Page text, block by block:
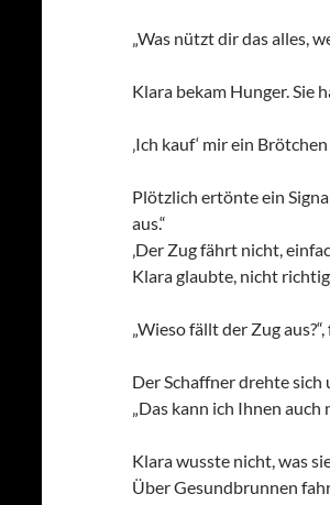
„Was nützt dir das alles,
Klara bekam Hunger. Sie
‚Ich kauf‘ mir ein
Plötzlich ertönte ein
aus.“
‚Der Zug fährt nicht,
Klara glaubte, nicht
„Wieso fällt der Zug
Der Schaffner drehte
„Das kann ich Ihnen auch
Klara wusste nicht, was
Über Gesundbrunnen